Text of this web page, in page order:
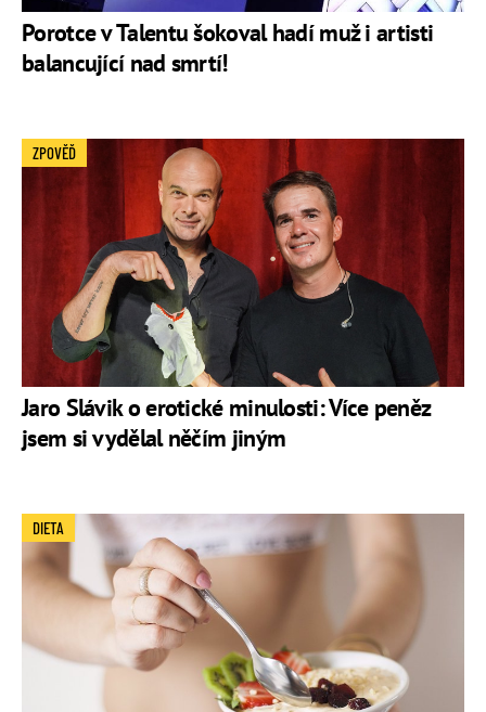
Porotce v Talentu šokoval hadí muž i artisti
balancující nad smrtí!
Jaro Slávik o erotické minulosti: Více peněz
jsem si vydělal něčím jiným
ZPOVĚĎ
DIETA